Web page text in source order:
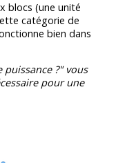
blocs (une unité
catégorie de
bien dans
?" vous
pour une